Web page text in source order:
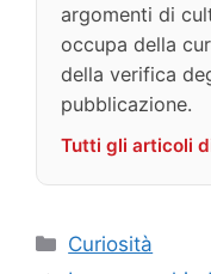
argomenti di
occupa della
della verifica
pubblicazione.
Tutti gli articoli
Categorie
Curiosità